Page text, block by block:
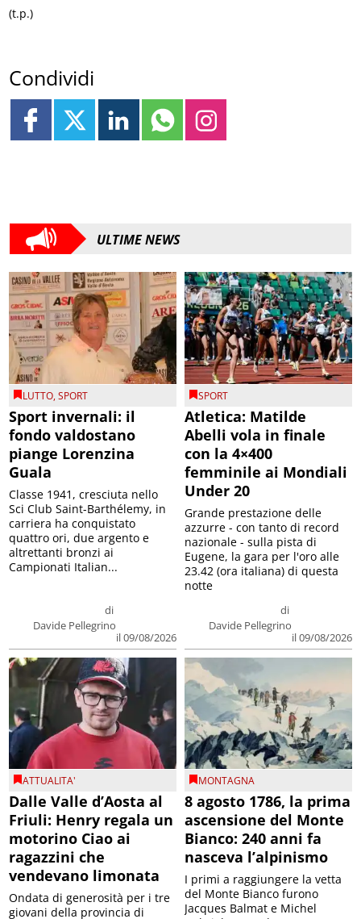
(t.p.)
Condividi
ULTIME NEWS
LUTTO,SPORT
Sport invernali: il
fondo valdostano
piange Lorenzina
Guala
di
Davide Pellegrino
il 09/08/2026
Classe 1941, cresciuta nello
Sci Club Saint-Barthélemy, in
carriera ha conquistato
quattro ori, due argento e
altrettanti bronzi ai
Campionati Italian...
SPORT
Atletica: Matilde
Abelli vola in finale
con la 4×400
femminile ai Mondiali
Under 20
di
Davide Pellegrino
il 09/08/2026
Grande prestazione delle
azzurre - con tanto di record
nazionale - sulla pista di
Eugene, la gara per l'oro alle
23.42 (ora italiana) di questa
notte
ATTUALITA'
Dalle Valle d’Aosta al
Friuli: Henry regala un
motorino Ciao ai
ragazzini che
vendevano limonata
Ondata di generosità per i tre
giovani della provincia di
MONTAGNA
8 agosto 1786, la prima
ascensione del Monte
Bianco: 240 anni fa
nasceva l’alpinismo
I primi a raggiungere la vetta
del Monte Bianco furono
Jacques Balmat e Michel